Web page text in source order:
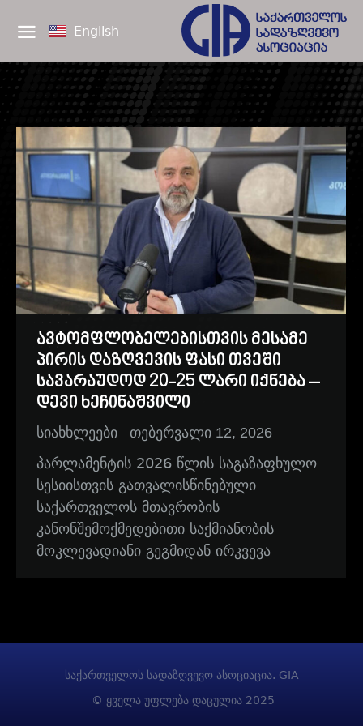
English
ავტომფლობელებისთვის მესამე
პირის დაზღვევის ფასი თვეში
სავარაუდოდ 20-25 ლარი იქნება –
დევი ხეჩინაშვილი
სიახხლეები თებერვალი 12, 2026
პარლამენტის 2026 წლის საგაზაფხულო
სესიისთვის გათვალისწინებული
საქართველოს მთავრობის
კანონშემოქმედებითი საქმიანობის
მოკლევადიანი გეგმიდან ირკვევა
საქართველოს სადაზღვევო ასოციაცია. GIA
© ყველა უფლება დაცულია 2025